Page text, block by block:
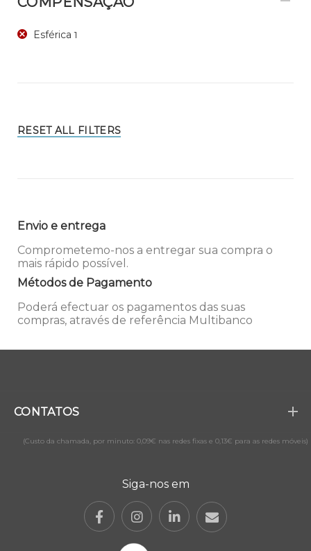
Esférica 1
RESET ALL FILTERS
Envio e entrega
Comprometemo-nos a entregar sua compra o
mais rápido possível.
Métodos de Pagamento
Poderá efectuar os pagamentos das suas
compras, através de referência Multibanco
CONTATOS
(Custo da chamada, por minuto: 0,09€ nas redes fixas e 0,13€ para as redes móveis)
Siga-nos em